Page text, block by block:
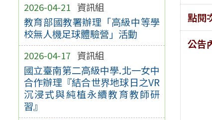
2026-04-21 資訊組
教育部國教署辦理「高級中等學
校無人機足球體驗營」活動
2026-04-17 資訊組
國立臺南第二高級中學.北一女中
合作辦理『結合世界地球日之VR
沉浸式與純植永續教育教師研
習』
點閱
公告